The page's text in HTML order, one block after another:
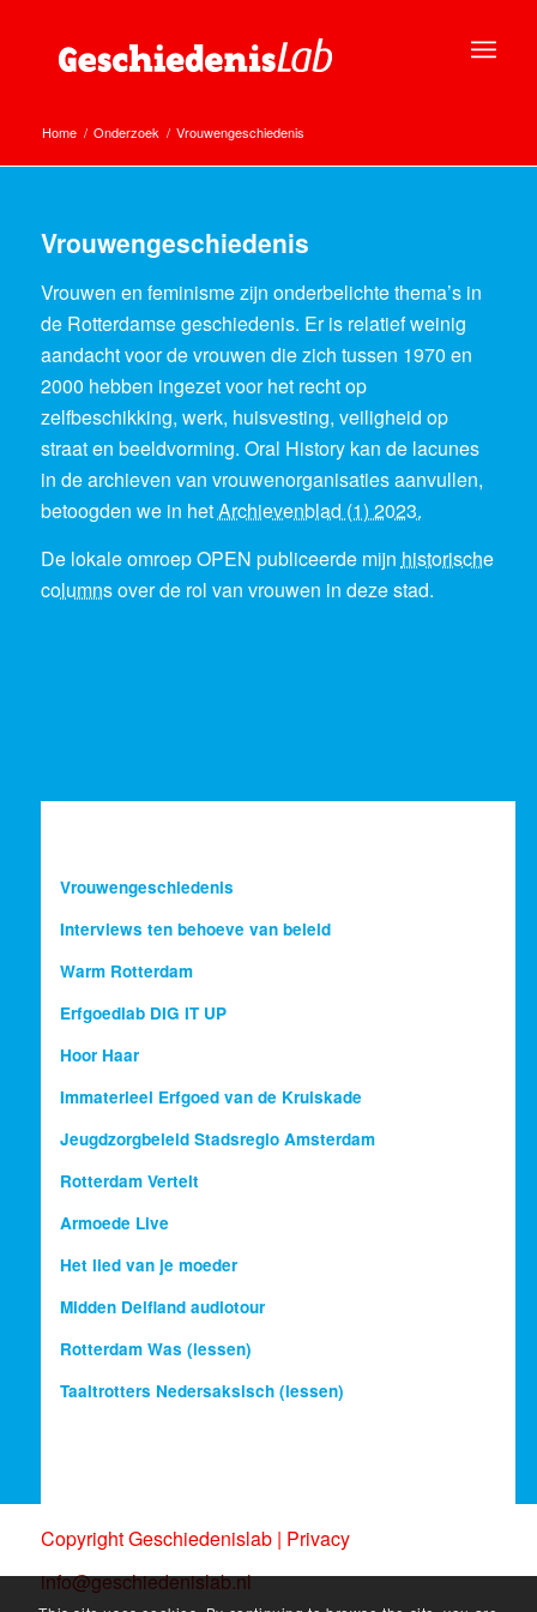
Home / Onderzoek / Vrouwengeschiedenis
Vrouwengeschiedenis
Vrouwen en feminisme zijn onderbelichte thema’s in
de Rotterdamse geschiedenis. Er is relatief weinig
aandacht voor de vrouwen die zich tussen 1970 en
2000 hebben ingezet voor het recht op
zelfbeschikking, werk, huisvesting, veiligheid op
straat en beeldvorming. Oral History kan de lacunes
in de archieven van vrouwenorganisaties aanvullen,
betoogden we in hetArchievenblad (1) 2023.
De lokale omroep OPEN publiceerde mijn historische
columnsover de rol van vrouwen in deze stad.
Vrouwengeschiedenis
Interviews ten behoeve van beleid
Warm Rotterdam
Erfgoedlab DIG IT UP
Hoor Haar
Immaterieel Erfgoed van de Kruiskade
Jeugdzorgbeleid Stadsregio Amsterdam
Rotterdam Vertelt
Armoede Live
Het lied van je moeder
Midden Delfland audiotour
Rotterdam Was (lessen)
Taaltrotters Nedersaksisch (lessen)
Copyright Geschiedenislab | Privacy
info@geschiedenislab.nl